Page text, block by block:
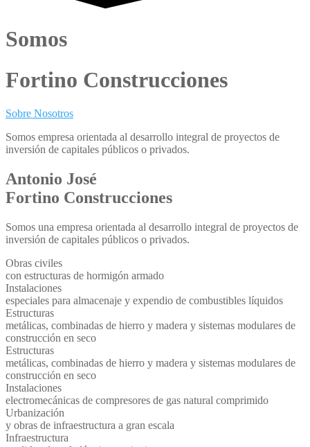
Somos
Fortino Construcciones
Sobre Nosotros
Somos empresa orientada al desarrollo integral de proyectos de
inversión de capitales públicos o privados.
Antonio José
Fortino Construcciones
Somos una empresa orientada al desarrollo integral de proyectos de
inversión de capitales públicos o privados.
Obras civiles
con estructuras de hormigón armado
Instalaciones
especiales para almacenaje y expendio de combustibles líquidos
Estructuras
metálicas, combinadas de hierro y madera y sistemas modulares de
construcción en seco
Estructuras
metálicas, combinadas de hierro y madera y sistemas modulares de
construcción en seco
Instalaciones
electromecánicas de compresores de gas natural comprimido
Urbanización
y obras de infraestructura a gran escala
Infraestructura